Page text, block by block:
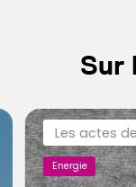
Sur
Les actes
Energie